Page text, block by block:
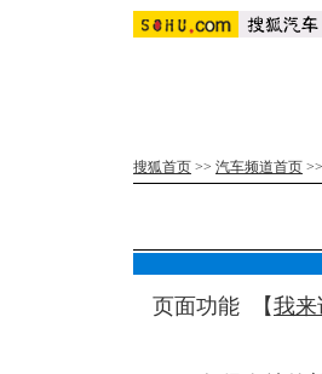
搜狐首页 >> 汽车频道首页 >>
页面功能 【我来